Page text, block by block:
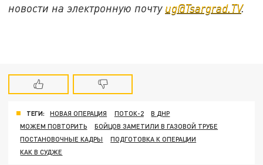
новости на электронную почту ug@Tsargrad.TV.
ТЕГИ: НОВАЯ ОПЕРАЦИЯ ПОТОК-2
В ДНР
МОЖЕМ ПОВТОРИТЬ
БОЙЦОВ ЗАМЕТИЛИ В ГАЗОВОЙ ТРУБЕ
ПОСТАНОВОЧНЫЕ КАДРЫ
ПОДГОТОВКА К ОПЕРАЦИИ
КАК В СУДЖЕ